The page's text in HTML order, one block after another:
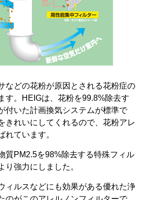
などの花粉が原因とされる花粉症の
す。HEIGは、花粉を99.8%除去す
付いた計画換気システムが標準で
きれいにしてくれるので、花粉アレ
れています。
質PM2.5を98%除去する特殊フィル
り強力にしました。
ィルスなどにも効果がある優れた浄